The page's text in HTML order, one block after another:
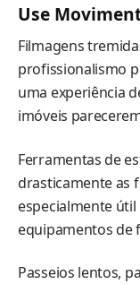
Use
Filmagens
profissionalismo
uma experiência
imóveis
Ferramentas de
drasticamente as
especialmente
equipamentos de
Passeios lentos,